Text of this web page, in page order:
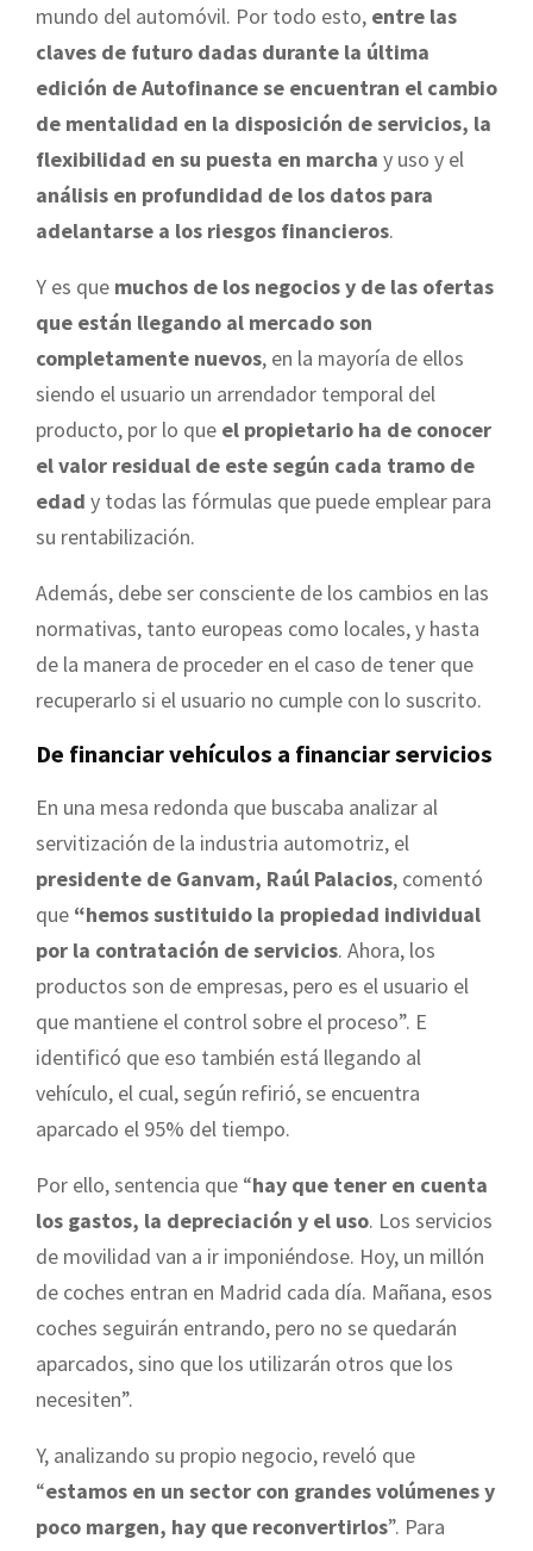
mundo del automóvil. Por todo esto, entre las
claves de futuro dadas durante la última
edición de Autofinance se encuentran el cambio
de mentalidad en la disposición de servicios, la
flexibilidad en su puesta en marcha y uso y el
análisis en profundidad de los datos para
adelantarse a los riesgos financieros.
Y es que muchos de los negocios y de las ofertas
que están llegando al mercado son
completamente nuevos, en la mayoría de ellos
siendo el usuario un arrendador temporal del
producto, por lo que el propietario ha de conocer
el valor residual de este según cada tramo de
edad y todas las fórmulas que puede emplear para
su rentabilización.
Además, debe ser consciente de los cambios en las
normativas, tanto europeas como locales, y hasta
de la manera de proceder en el caso de tener que
recuperarlo si el usuario no cumple con lo suscrito.
De financiar vehículos a financiar servicios
En una mesa redonda que buscaba analizar al
servitización de la industria automotriz, el
presidente de Ganvam, Raúl Palacios, comentó
que “hemos sustituido la propiedad individual
por la contratación de servicios. Ahora, los
productos son de empresas, pero es el usuario el
que mantiene el control sobre el proceso”. E
identificó que eso también está llegando al
vehículo, el cual, según refirió, se encuentra
aparcado el 95% del tiempo.
Por ello, sentencia que “hay que tener en cuenta
los gastos, la depreciación y el uso. Los servicios
de movilidad van a ir imponiéndose. Hoy, un millón
de coches entran en Madrid cada día. Mañana, esos
coches seguirán entrando, pero no se quedarán
aparcados, sino que los utilizarán otros que los
necesiten”.
Y, analizando su propio negocio, reveló que
“estamos en un sector con grandes volúmenes y
poco margen, hay que reconvertirlos”. Para